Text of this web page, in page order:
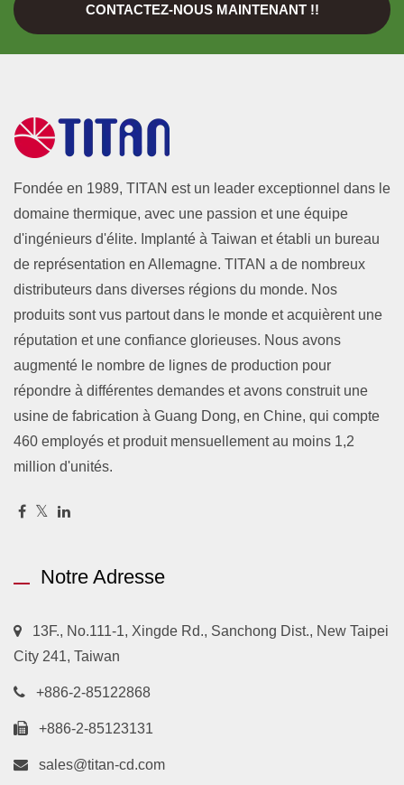
CONTACTEZ-NOUS MAINTENANT !!
Fondée en 1989, TITAN est un leader exceptionnel dans le
domaine thermique, avec une passion et une équipe
d'ingénieurs d'élite. Implanté à Taiwan et établi un bureau
de représentation en Allemagne. TITAN a de nombreux
distributeurs dans diverses régions du monde. Nos
produits sont vus partout dans le monde et acquièrent une
réputation et une confiance glorieuses. Nous avons
augmenté le nombre de lignes de production pour
répondre à différentes demandes et avons construit une
usine de fabrication à Guang Dong, en Chine, qui compte
460 employés et produit mensuellement au moins 1,2
million d'unités.
Notre Adresse
13F., No.111-1, Xingde Rd., Sanchong Dist., New Taipei
City 241, Taiwan
+886-2-85122868
+886-2-85123131
sales@titan-cd.com